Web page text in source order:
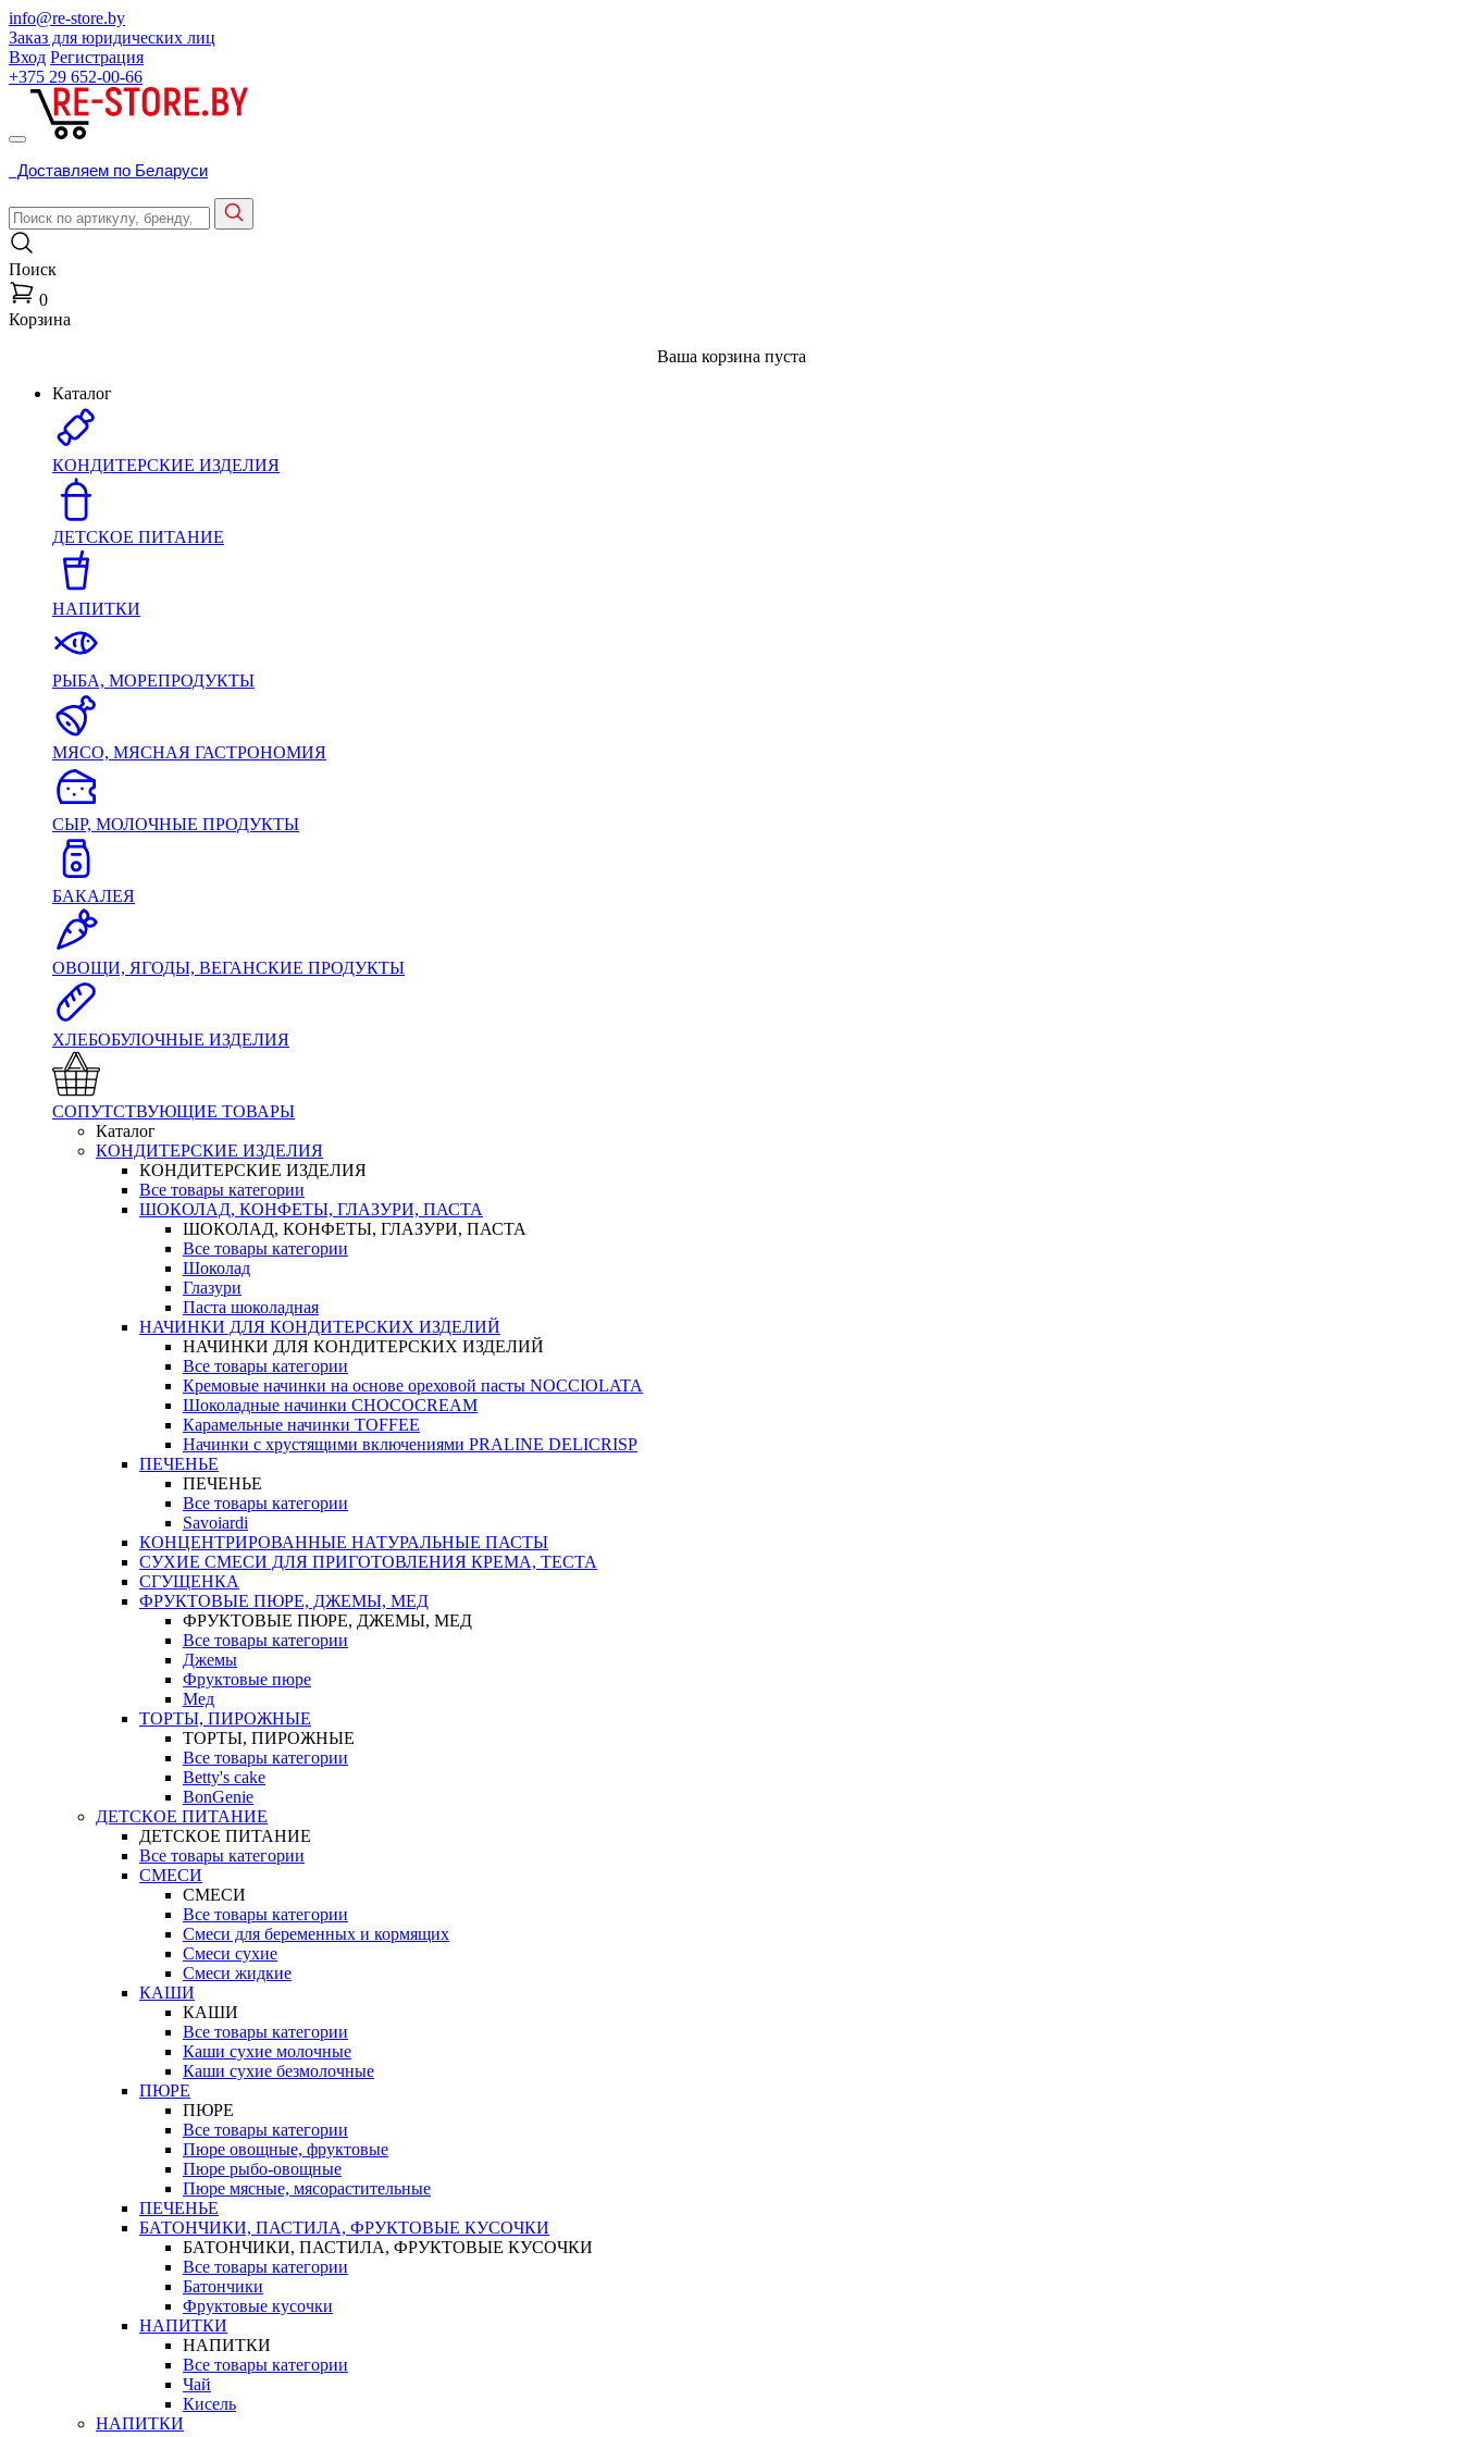
info@re-store.by
Заказ для юридических лиц
Вход Регистрация
+375 29 652-00-66
Доставляем по Беларуси
Поиск
0
Корзина
Ваша корзина пуста
Каталог
КОНДИТЕРСКИЕ ИЗДЕЛИЯ
ДЕТСКОЕ ПИТАНИЕ
НАПИТКИ
РЫБА, МОРЕПРОДУКТЫ
МЯСО, МЯСНАЯ ГАСТРОНОМИЯ
СЫР, МОЛОЧНЫЕ ПРОДУКТЫ
БАКАЛЕЯ
ОВОЩИ, ЯГОДЫ, ВЕГАНСКИЕ ПРОДУКТЫ
ХЛЕБОБУЛОЧНЫЕ ИЗДЕЛИЯ
СОПУТСТВУЮЩИЕ ТОВАРЫ
Каталог
КОНДИТЕРСКИЕ ИЗДЕЛИЯ
КОНДИТЕРСКИЕ ИЗДЕЛИЯ
Все товары категории
ШОКОЛАД, КОНФЕТЫ, ГЛАЗУРИ, ПАСТА
ШОКОЛАД, КОНФЕТЫ, ГЛАЗУРИ, ПАСТА
Все товары категории
Шоколад
Глазури
Паста шоколадная
НАЧИНКИ ДЛЯ КОНДИТЕРСКИХ ИЗДЕЛИЙ
НАЧИНКИ ДЛЯ КОНДИТЕРСКИХ ИЗДЕЛИЙ
Все товары категории
Кремовые начинки на основе ореховой пасты NOCCIOLATA
Шоколадные начинки CHOCOCREAM
Карамельные начинки TOFFEE
Начинки с хрустящими включениями PRALINE DELICRISP
ПЕЧЕНЬЕ
ПЕЧЕНЬЕ
Все товары категории
Savoiardi
КОНЦЕНТРИРОВАННЫЕ НАТУРАЛЬНЫЕ ПАСТЫ
СУХИЕ СМЕСИ ДЛЯ ПРИГОТОВЛЕНИЯ КРЕМА, ТЕСТА
СГУЩЕНКА
ФРУКТОВЫЕ ПЮРЕ, ДЖЕМЫ, МЕД
ФРУКТОВЫЕ ПЮРЕ, ДЖЕМЫ, МЕД
Все товары категории
Джемы
Фруктовые пюре
Мед
ТОРТЫ, ПИРОЖНЫЕ
ТОРТЫ, ПИРОЖНЫЕ
Все товары категории
Betty's cake
BonGenie
ДЕТСКОЕ ПИТАНИЕ
ДЕТСКОЕ ПИТАНИЕ
Все товары категории
СМЕСИ
СМЕСИ
Все товары категории
Смеси для беременных и кормящих
Смеси сухие
Смеси жидкие
КАШИ
КАШИ
Все товары категории
Каши сухие молочные
Каши сухие безмолочные
ПЮРЕ
ПЮРЕ
Все товары категории
Пюре овощные, фруктовые
Пюре рыбо-овощные
Пюре мясные, мясорастительные
ПЕЧЕНЬЕ
БАТОНЧИКИ, ПАСТИЛА, ФРУКТОВЫЕ КУСОЧКИ
БАТОНЧИКИ, ПАСТИЛА, ФРУКТОВЫЕ КУСОЧКИ
Все товары категории
Батончики
Фруктовые кусочки
НАПИТКИ
НАПИТКИ
Все товары категории
Чай
Кисель
НАПИТКИ